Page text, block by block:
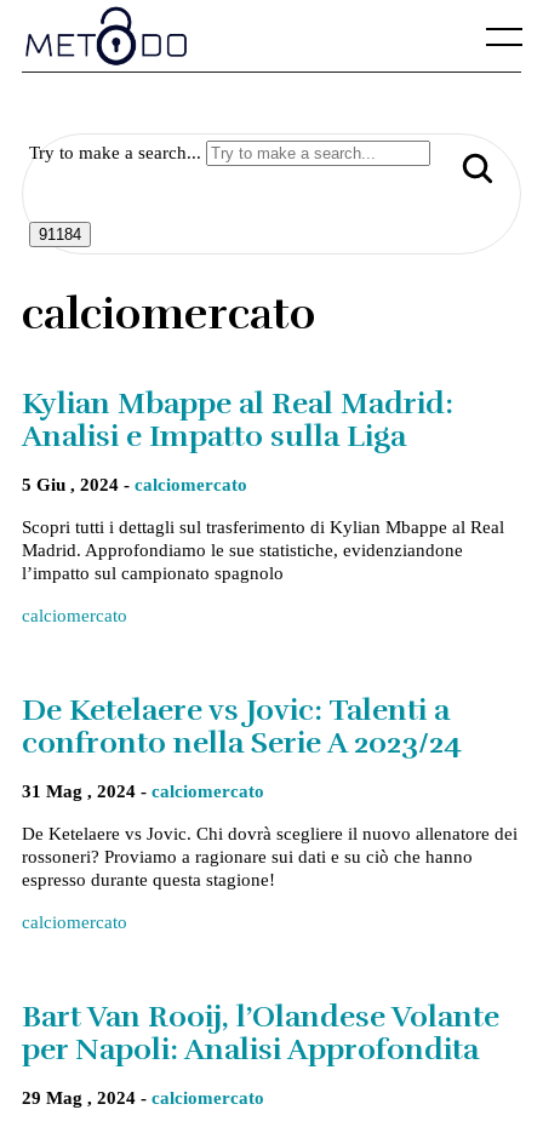
content
Menu
Try to make a search...
calciomercato
Kylian Mbappe al Real Madrid:
Analisi e Impatto sulla Liga
5 Giu , 2024 - calciomercato
Scopri tutti i dettagli sul trasferimento di Kylian Mbappe al Real
Madrid. Approfondiamo le sue statistiche, evidenziandone
l’impatto sul campionato spagnolo
calciomercato
De Ketelaere vs Jovic: Talenti a
confronto nella Serie A 2023/24
31 Mag , 2024 - calciomercato
De Ketelaere vs Jovic. Chi dovrà scegliere il nuovo allenatore dei
rossoneri? Proviamo a ragionare sui dati e su ciò che hanno
espresso durante questa stagione!
calciomercato
Bart Van Rooij, l’Olandese Volante
per Napoli: Analisi Approfondita
29 Mag , 2024 - calciomercato